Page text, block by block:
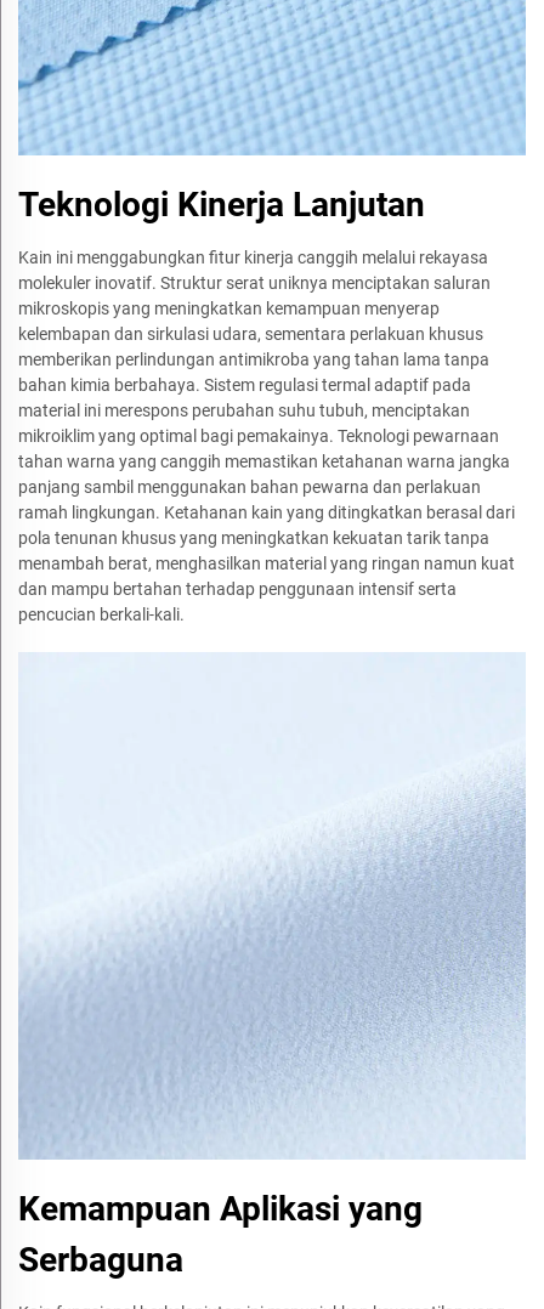
Teknologi Kinerja Lanjutan
Kain ini menggabungkan fitur kinerja canggih melalui rekayasa
molekuler inovatif. Struktur serat uniknya menciptakan saluran
mikroskopis yang meningkatkan kemampuan menyerap
kelembapan dan sirkulasi udara, sementara perlakuan khusus
memberikan perlindungan antimikroba yang tahan lama tanpa
bahan kimia berbahaya. Sistem regulasi termal adaptif pada
material ini merespons perubahan suhu tubuh, menciptakan
mikroiklim yang optimal bagi pemakainya. Teknologi pewarnaan
tahan warna yang canggih memastikan ketahanan warna jangka
panjang sambil menggunakan bahan pewarna dan perlakuan
ramah lingkungan. Ketahanan kain yang ditingkatkan berasal dari
pola tenunan khusus yang meningkatkan kekuatan tarik tanpa
menambah berat, menghasilkan material yang ringan namun kuat
dan mampu bertahan terhadap penggunaan intensif serta
pencucian berkali-kali.
Kemampuan Aplikasi yang
Serbaguna